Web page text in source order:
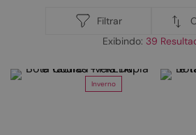
Filtrar
39
Inverno